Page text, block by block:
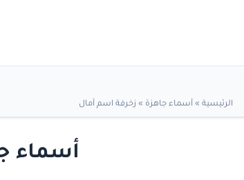
الرئيسية » أسماء جاهزة » زخرفة اسم أمال
أسماء